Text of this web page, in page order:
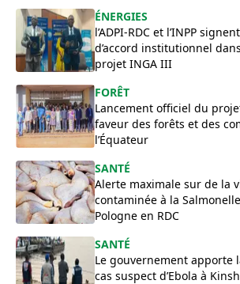
ÉNERGIES
l’ADPI-RDC et l’INPP
d’accord institutionnel
projet INGA III
FORÊT
Lancement officiel du projet
faveur des forêts et des
l’Équateur
SANTÉ
Alerte maximale sur de la
contaminée à la
Pologne en RDC
SANTÉ
Le gouvernement apporte
cas suspect d’Ebola à